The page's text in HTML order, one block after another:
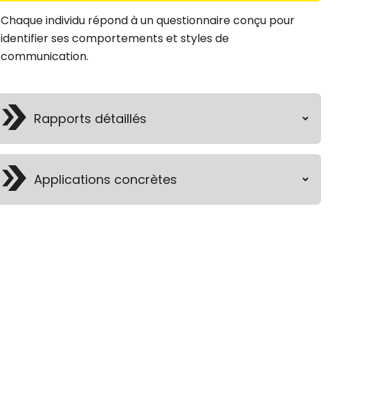
Chaque individu répond à un questionnaire conçu pour
identifier ses comportements et styles de
communication.
Rapports détaillés
Applications concrètes